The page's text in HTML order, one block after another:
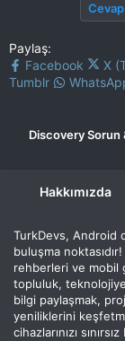
Paylaş:
Facebook
X
Tumblr
Discovery Sorun
Hakkımızda
TurkDevs, Android
buluşma
rehberleri ve mobil
topluluk,
bilgi paylaşmak,
yeniliklerini
cihazlarınızı